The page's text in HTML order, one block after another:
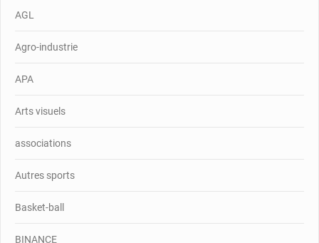
AGL
Agro-industrie
APA
Arts visuels
associations
Autres sports
Basket-ball
BINANCE